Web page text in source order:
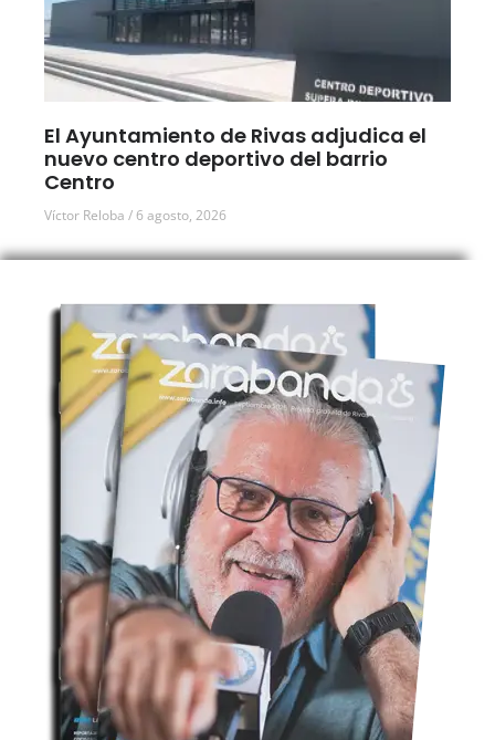
El Ayuntamiento de Rivas adjudica el
nuevo centro deportivo del barrio
Centro
Víctor Reloba 6 agosto, 2026